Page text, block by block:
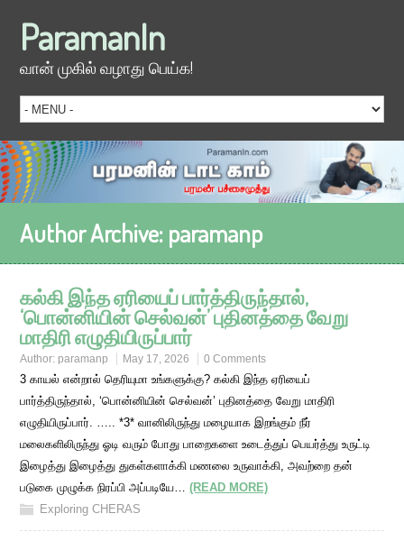
ParamanIn
வான் முகில் வழாது பெய்க!
Author Archive: paramanp
கல்கி இந்த ஏரியைப் பார்த்திருந்தால்,
‘பொன்னியின் செல்வன்’ புதினத்தை வேறு
மாதிரி எழுதியிருப்பார்
Author: paramanp May 17, 2026 0 Comments
3 காயல் என்றால் தெரியுமா உங்களுக்கு? கல்கி இந்த ஏரியைப்
பார்த்திருந்தால், ‘பொன்னியின் செல்வன்’ புதினத்தை வேறு மாதிரி
எழுதியிருப்பார். ….. *3* வானிலிருந்து மழையாக இறங்கும் நீர்
மலைகளிலிருந்து ஓடி வரும் போது பாறைகளை உடைத்துப் பெயர்த்து உருட்டி
இழைத்து இழைத்து துகள்களாக்கி மணலை உருவாக்கி, அவற்றை தன்
படுகை முழுக்க நிரப்பி அப்படியே…(READ MORE)
Exploring CHERAS